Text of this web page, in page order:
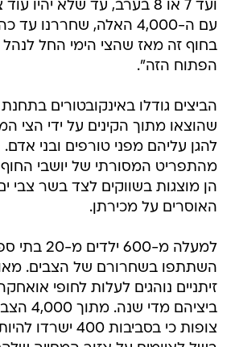
ועד 7 או 8 בערב, עד שלא יהיו
בחוף זה מאז שהצי הימי החל
הפתוח הזה".
הביצים גודלו באינקובטורים
שהוצאו מתוך הקינים על ידי הצי
להגן עליהם מפני טורפים ובני
מהתפריט המסורתי של יושבי
הן מוצגות בשווקים לצד בשר צבי
האוסרים על מכירתן.
למעלה מ-600
השתתפו בשחרורם של הצבים.
זיתניים נוהגים לעלות לחופי
ביציהם
צופות כי בסביבות